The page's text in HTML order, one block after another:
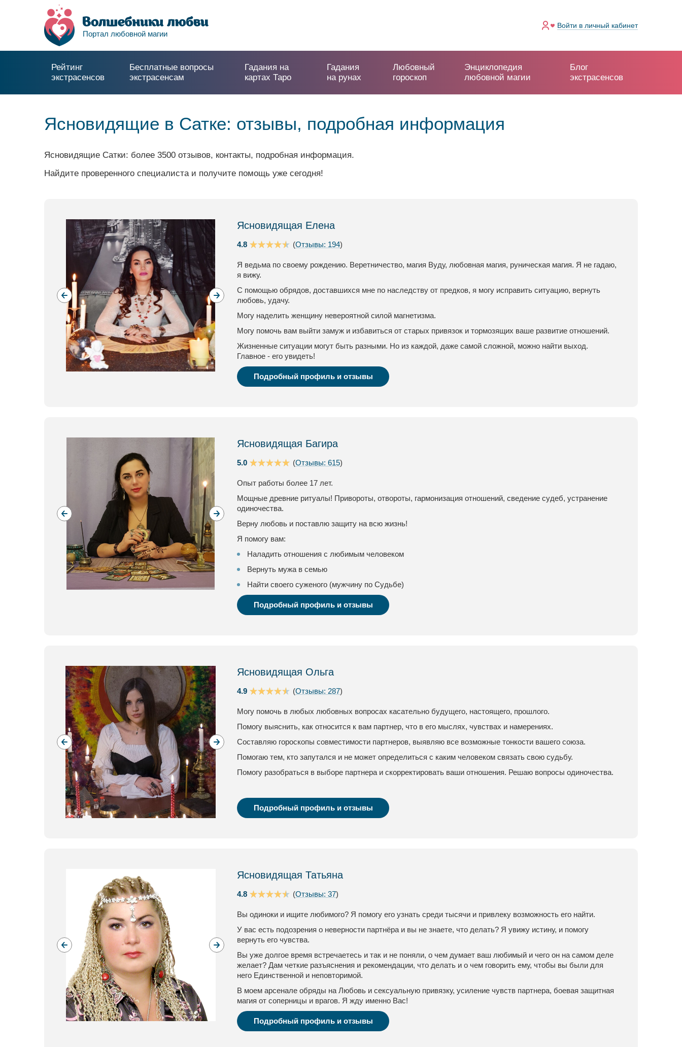
Портал любовной магии
Войти в личный кабинет
Рейтинг
экстрасенсов
Бесплатные вопросы
экстрасенсам
Гадания на
картах Таро
Гадания
на рунах
Любовный
гороскоп
Энциклопедия
любовной магии
Блог
экстрасенсов
Ясновидящие в Сатке: отзывы, подробная информация
Ясновидящие Сатки: более 3500 отзывов, контакты, подробная информация.
Найдите проверенного специалиста и получите помощь уже сегодня!
Ясновидящая Елена
4.8 (Отзывы: 194)
Я ведьма по своему рождению. Веретничество, магия Вуду, любовная магия, руническая магия. Я не гадаю,
я вижу.
С помощью обрядов, доставшихся мне по наследству от предков, я могу исправить ситуацию, вернуть
любовь, удачу.
Могу наделить женщину невероятной силой магнетизма.
Могу помочь вам выйти замуж и избавиться от старых привязок и тормозящих ваше развитие отношений.
Жизненные ситуации могут быть разными. Но из каждой, даже самой сложной, можно найти выход.
Главное - его увидеть!
Подробный профиль и отзывы
Ясновидящая Багира
5.0 (Отзывы: 615)
Опыт работы более 17 лет.
Мощные древние ритуалы! Привороты, отвороты, гармонизация отношений, сведение судеб, устранение
одиночества.
Верну любовь и поставлю защиту на всю жизнь!
Я помогу вам:
Наладить отношения с любимым человеком
Вернуть мужа в семью
Найти своего суженого (мужчину по Судьбе)
Подробный профиль и отзывы
Ясновидящая Ольга
4.9 (Отзывы: 287)
Могу помочь в любых любовных вопросах касательно будущего, настоящего, прошлого.
Помогу выяснить, как относится к вам партнер, что в его мыслях, чувствах и намерениях.
Составляю гороскопы совместимости партнеров, выявляю все возможные тонкости вашего союза.
Помогаю тем, кто запутался и не может определиться с каким человеком связать свою судьбу.
Помогу разобраться в выборе партнера и скорректировать ваши отношения. Решаю вопросы одиночества.
Подробный профиль и отзывы
Ясновидящая Татьяна
4.8 (Отзывы: 37)
Вы одиноки и ищите любимого? Я помогу его узнать среди тысячи и привлеку возможность его найти.
У вас есть подозрения о неверности партнёра и вы не знаете, что делать? Я увижу истину, и помогу
вернуть его чувства.
Вы уже долгое время встречаетесь и так и не поняли, о чем думает ваш любимый и чего он на самом деле
желает? Дам четкие разъяснения и рекомендации, что делать и о чем говорить ему, чтобы вы были для
него Единственной и неповторимой.
В моем арсенале обряды на Любовь и сексуальную привязку, усиление чувств партнера, боевая защитная
магия от соперницы и врагов. Я жду именно Вас!
Подробный профиль и отзывы